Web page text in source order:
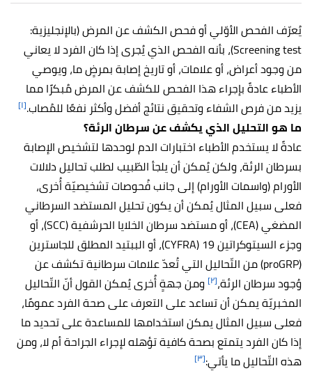
يُعرّف الفحص الأوّلي أو فحص الكشف عن المرض (بالإنجليزية:
Screening test)، بأنه الفحص الذي يُجرى إذا كان الفرد لا يعاني
من وجود أعراض، أو علامات، أو تاريخ إصابة بمرضٍ ما، ويوصي
الأطباء عادةً بإجراء هذا الفحص للكشف عن المرض مُبكرًا مما
يزيد من فرص الشفاء وتحقيق نتائج أفضل وأكثر نفعًا للمُصاب.[١]
ما هو التحليل الذي يكشف عن سرطان الرئة؟
عادةً لا يستخدم الأطباء اختبارات الدم لوحدها لتشخيص الإصابة
بسرطان الرئة، ولكن يُمكن أن يلجأ الطّبيب لطلب تحاليل دلالات
الأورام (واسمات الأورام) إلى جانب فُحوصات تشخيصيّة أُخرى،
فعلى سبيل المثال يُمكن أن يكون تحليل المستضد السرطاني
المضغي (CEA)، أو مستضد سرطان الخلايا الحرشفية (SCC)، أو
وجزء السيتوكراتين 19 (CYFRA)، أو الببتيد المطلق للجاسترين
(proGRP) من التّحاليل التي تُعدّ علامات سرطانية تكشف عن
وُجود سرطان الرئة،[٢]
ومن جهةٍ أُخرى يُمكن القول أنّ التّحاليل
المخبريّة يمكن أن تساعد على التعرف على صحة الفرد عمومًا،
فعلى سبيل المثال يمكن استخدامها للمساعدة على تحديد ما
إذا كان الفرد يتمتع بصحة كافية تؤهله لإجراء الجراحة أم لا، ومن
هذه التّحاليل ما يأتي:[٣]